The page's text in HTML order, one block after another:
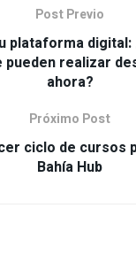
Post Previo
plataforma
realizar
ahora?
Próximo Post
ciclo de cursos
Bahía Hub